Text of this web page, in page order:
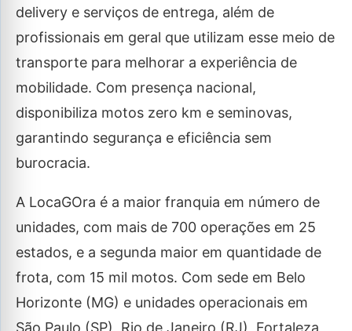
delivery e serviços de entrega, além de
profissionais em geral que utilizam esse meio de
transporte para melhorar a experiência de
mobilidade. Com presença nacional,
disponibiliza motos zero km e seminovas,
garantindo segurança e eficiência sem
burocracia.
A LocaGOra é a maior franquia em número de
unidades, com mais de 700 operações em 25
estados, e a segunda maior em quantidade de
frota, com 15 mil motos. Com sede em Belo
Horizonte (MG) e unidades operacionais em
São Paulo (SP), Rio de Janeiro (RJ), Fortaleza